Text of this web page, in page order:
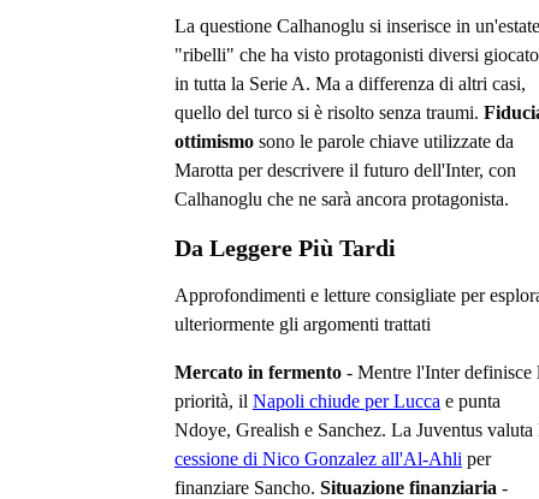
La questione Calhanoglu si inserisce in
"ribelli" che ha visto protagonisti diversi
in tutta la Serie A. Ma a differenza di altri casi,
quello del turco si è risolto senza traumi.
ottimismo sono le parole chiave utilizzate da
Marotta per descrivere il futuro dell'Inter, con
Calhanoglu che ne sarà ancora protagonista.
Da Leggere Più Tardi
Approfondimenti e letture consigliate per
ulteriormente gli argomenti trattati
Mercato in fermento - Mentre l'Inter definisce
priorità, il Napoli chiude per Lucca e punta
Ndoye, Grealish e Sanchez. La Juventus valuta
cessione di Nico Gonzalez all'Al-Ahli per
finanziare Sancho. Situazione finanziaria -